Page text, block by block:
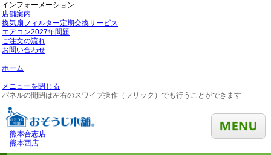
インフォーメーション
店舗案内
換気扇フィルター定期交換サービス
エアコン2027年問題
ご注文の流れ
お問い合わせ
ホーム
メニューを閉じる
パネルの開閉は左右のスワイプ操作（フリック）でも行うことができます
熊本合志店
熊本西店